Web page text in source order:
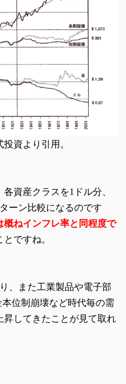
資より引用。
資産クラスを1ドル分、
ーン比較になるのです
概ねインフレ率と同程度で
とですね。
、また工業製品や電子部
位制崩壊など時代毎の需
してきたことが見て取れ